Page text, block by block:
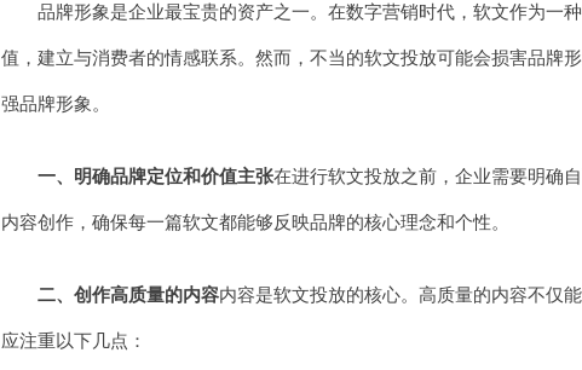
品牌形象是企业最宝贵的资产之一。在数字营销时代，软文作为一
值，建立与消费者的情感联系。然而，不当的软文投放可能会损害品牌
强品牌形象。
一、明确品牌定位和价值主张在进行软文投放之前，企业需要明确
内容创作，确保每一篇软文都能够反映品牌的核心理念和个性。
二、创作高质量的内容内容是软文投放的核心。高质量的内容不仅
应注重以下几点：